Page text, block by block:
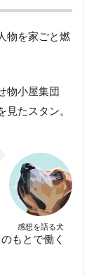
物を家ごと燃
物小屋集団
見たスタン。
感想を語る犬
もとで働く